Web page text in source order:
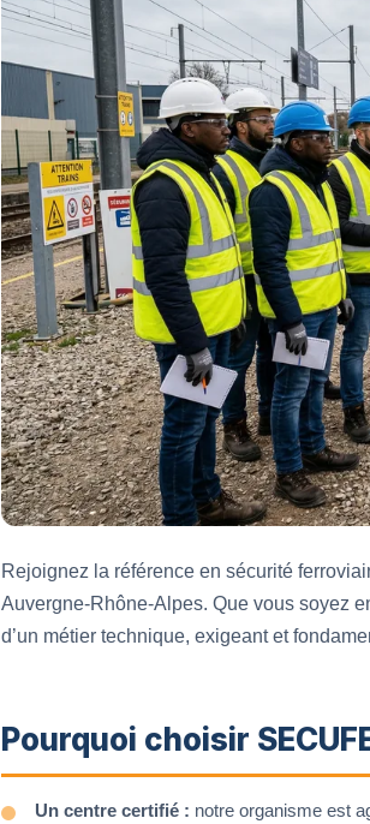
Rejoignez la référence en sécurité
Auvergne-Rhône-Alpes. Que vous soyez
d’un métier technique, exigeant et
Pourquoi choisir
Un centre certifié : notre organisme est